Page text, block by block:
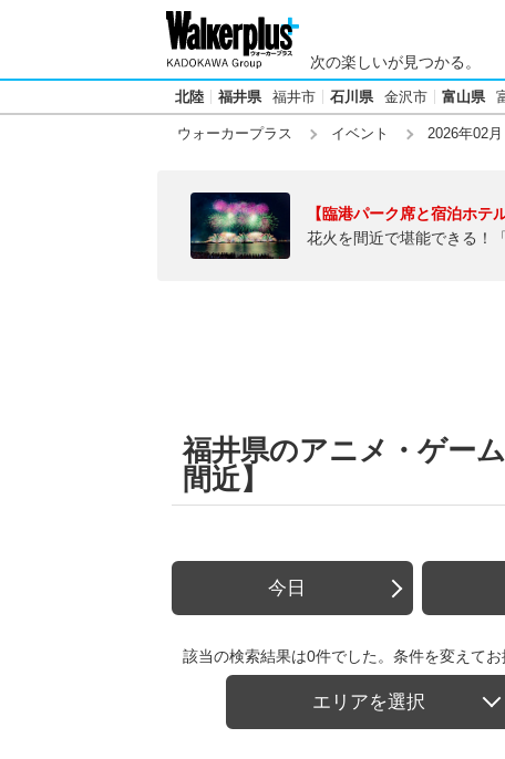
次の楽しいが見つかる。
北陸 福井県 福井市 石川県 金沢市 富山県
ウォーカープラス イベント 2026年02月
【臨港パーク席と宿泊ホテ
花火を間近で堪能できる！
福井県のアニメ・ゲー
間近】
今日
該当の検索結果は0件でした。条件を変えてお
エリアを選択